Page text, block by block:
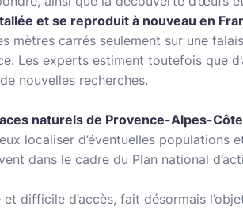
et se reproduit à nouveau en
mètres carrés seulement sur une
Les experts estiment toutefois que
nouvelles recherches.
naturels de Provence-Alpes-Côte
localiser d’éventuelles populations
dans le cadre du Plan national
difficile d’accès, fait désormais